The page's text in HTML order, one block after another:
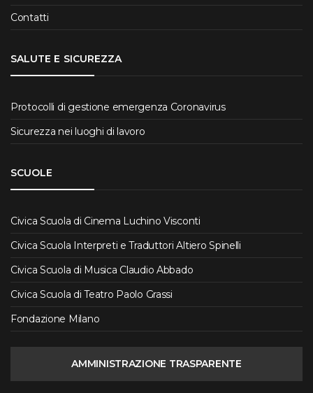
Contatti
SALUTE E SICUREZZA
Protocolli di gestione emergenza Coronavirus
Sicurezza nei luoghi di lavoro
SCUOLE
Civica Scuola di Cinema Luchino Visconti
Civica Scuola Interpreti e Traduttori Altiero Spinelli
Civica Scuola di Musica Claudio Abbado
Civica Scuola di Teatro Paolo Grassi
Fondazione Milano
AMMINISTRAZIONE TRASPARENTE